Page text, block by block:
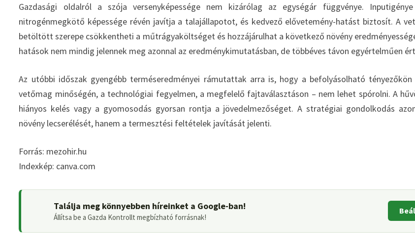
Gazdasági oldalról a szója versenyképessége nem kizárólag az egységár függvénye.
nitrogénmegkötő képessége révén javítja a talajállapotot, és kedvező elővetemény-hatást biztosít. A
betöltött szerepe csökkentheti a műtrágyaköltséget és hozzájárulhat a következő növény
hatások nem mindig jelennek meg azonnal az eredménykimutatásban, de többéves távon egyértelműen
Az utóbbi időszak gyengébb terméseredményei rámutattak arra is, hogy a befolyásolható
vetőmag minőségén, a technológiai fegyelmen, a megfelelő fajtaválasztáson – nem lehet spórolni. A
hiányos kelés vagy a gyomosodás gyorsan rontja a jövedelmezőséget. A stratégiai gondolkodás
növény lecserélését, hanem a termesztési feltételek javítását jelenti.
Forrás: mezohir.hu
Indexkép: canva.com
Találja meg könnyebben híreinket a Google-ban!
Állítsa be a Gazda Kontrollt megbízható forrásnak!